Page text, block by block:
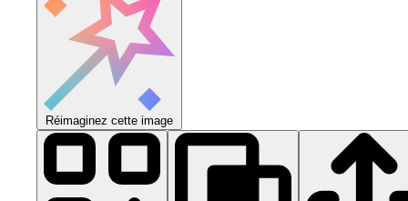
Réimaginez cette image